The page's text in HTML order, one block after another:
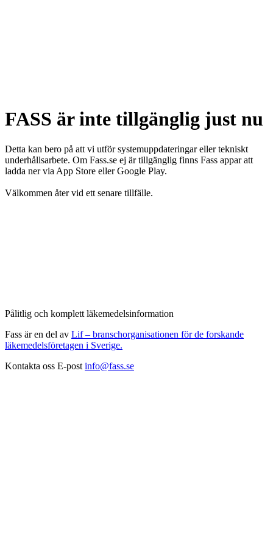
FASS är inte tillgänglig just nu
Detta kan bero på att vi utför systemuppdateringar eller tekniskt
underhållsarbete. Om Fass.se ej är tillgänglig finns Fass appar att
ladda ner via App Store eller Google Play.
Välkommen åter vid ett senare tillfälle.
Pålitlig och komplett läkemedelsinformation
Fass är en del av Lif – branschorganisationen för de forskande
läkemedelsföretagen i Sverige.
Kontakta oss E-post info@fass.se